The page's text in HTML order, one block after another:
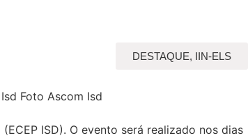
DESTAQUE, IIN-ELS
ISD). O evento será realizado nos dias